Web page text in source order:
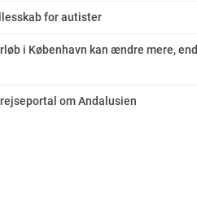
for autister
i København kan ændre mere, end
om Andalusien